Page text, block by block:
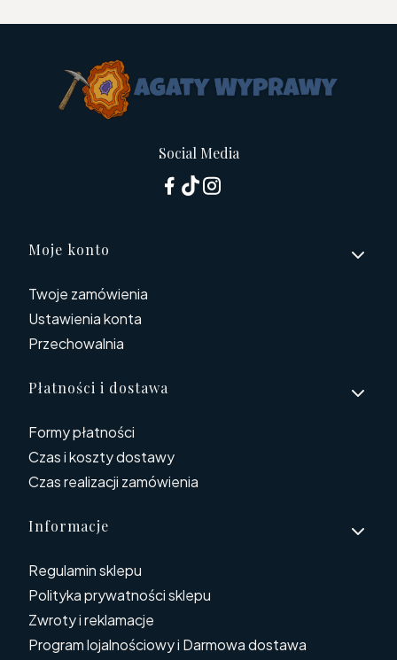
Social Media
Linki w stopce
Moje konto
Twoje zamówienia
Ustawienia konta
Przechowalnia
Płatności i dostawa
Formy płatności
Czas i koszty dostawy
Czas realizacji zamówienia
Informacje
Regulamin sklepu
Polityka prywatności sklepu
Zwroty i reklamacje
Program lojalnościowy i Darmowa dostawa